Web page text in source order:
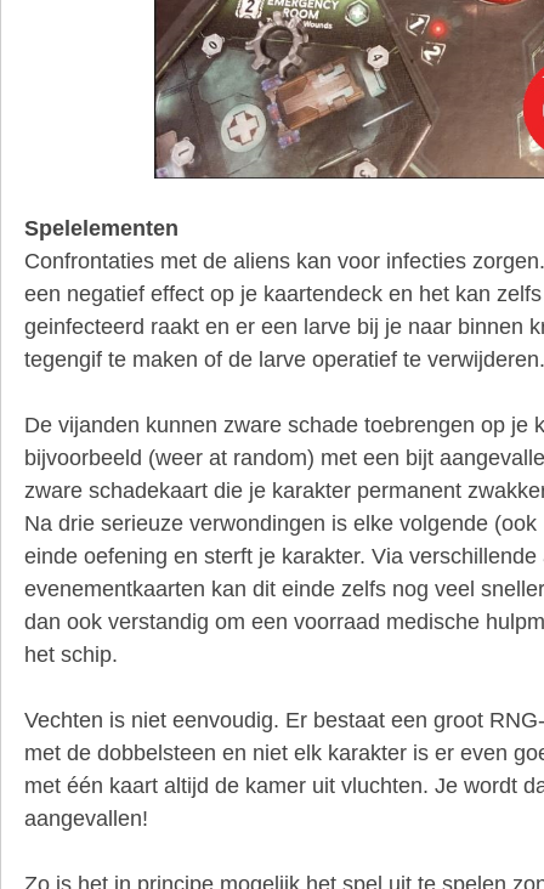
Spelelementen
Confrontaties met de aliens kan voor infecties
een negatief effect op je kaartendeck en het kan
geinfecteerd raakt en er een larve bij je naar binnen
tegengif te maken of de larve operatief te verwijderen.
De vijanden kunnen zware schade toebrengen op je
bijvoorbeeld (weer at random) met een bijt
zware schadekaart die je karakter permanent
Na drie serieuze verwondingen is elke volgende
einde oefening en sterft je karakter. Via
evenementkaarten kan dit einde zelfs nog veel
dan ook verstandig om een voorraad medische
het schip.
Vechten is niet eenvoudig. Er bestaat een groot
met de dobbelsteen en niet elk karakter is er even
met één kaart altijd de kamer uit vluchten. Je wordt
aangevallen!
Zo is het in principe mogelijk het spel uit te spelen